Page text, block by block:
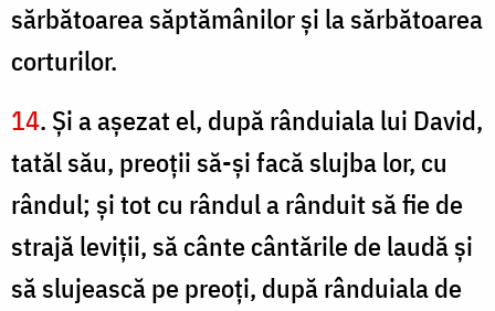
sărbătoarea săptămânilor şi la sărbătoarea
corturilor.
14. Şi a aşezat el, după rânduiala lui David,
tatăl său, preoţii să-şi facă slujba lor, cu
rândul; şi tot cu rândul a rânduit să fie de
strajă leviţii, să cânte cântările de laudă şi
să slujească pe preoţi, după rânduiala de